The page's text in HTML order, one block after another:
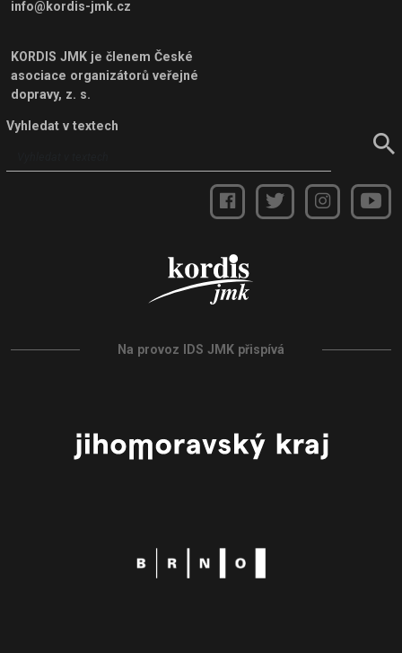
info@kordis-jmk.cz
KORDIS JMK je členem České
asociace organizátorů veřejné
dopravy, z. s.
Vyhledat v textech
Na provoz IDS JMK přispívá